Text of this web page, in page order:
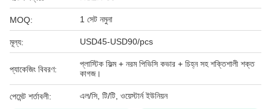
MOQ: 1 সেট নমুনা
মূল্য: USD45-USD90/pcs
প্যাকেজিং বিবরণ:
প্লাস্টিক ফিল্ম + নরম পিভিসি কভার + চিহ্ন সহ শক্তিশালী শক্ত
কাগজ।
পেমেন্ট শর্তাবলী: এল/সি, টি/টি, ওয়েস্টার্ন ইউনিয়ন